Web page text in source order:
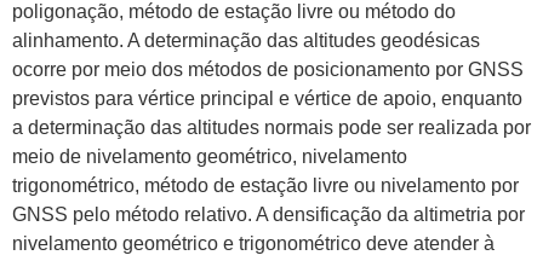
poligonação, método de estação livre ou método do
alinhamento. A determinação das altitudes geodésicas
ocorre por meio dos métodos de posicionamento por GNSS
previstos para vértice principal e vértice de apoio, enquanto
a determinação das altitudes normais pode ser realizada por
meio de nivelamento geométrico, nivelamento
trigonométrico, método de estação livre ou nivelamento por
GNSS pelo método relativo. A densificação da altimetria por
nivelamento geométrico e trigonométrico deve atender à